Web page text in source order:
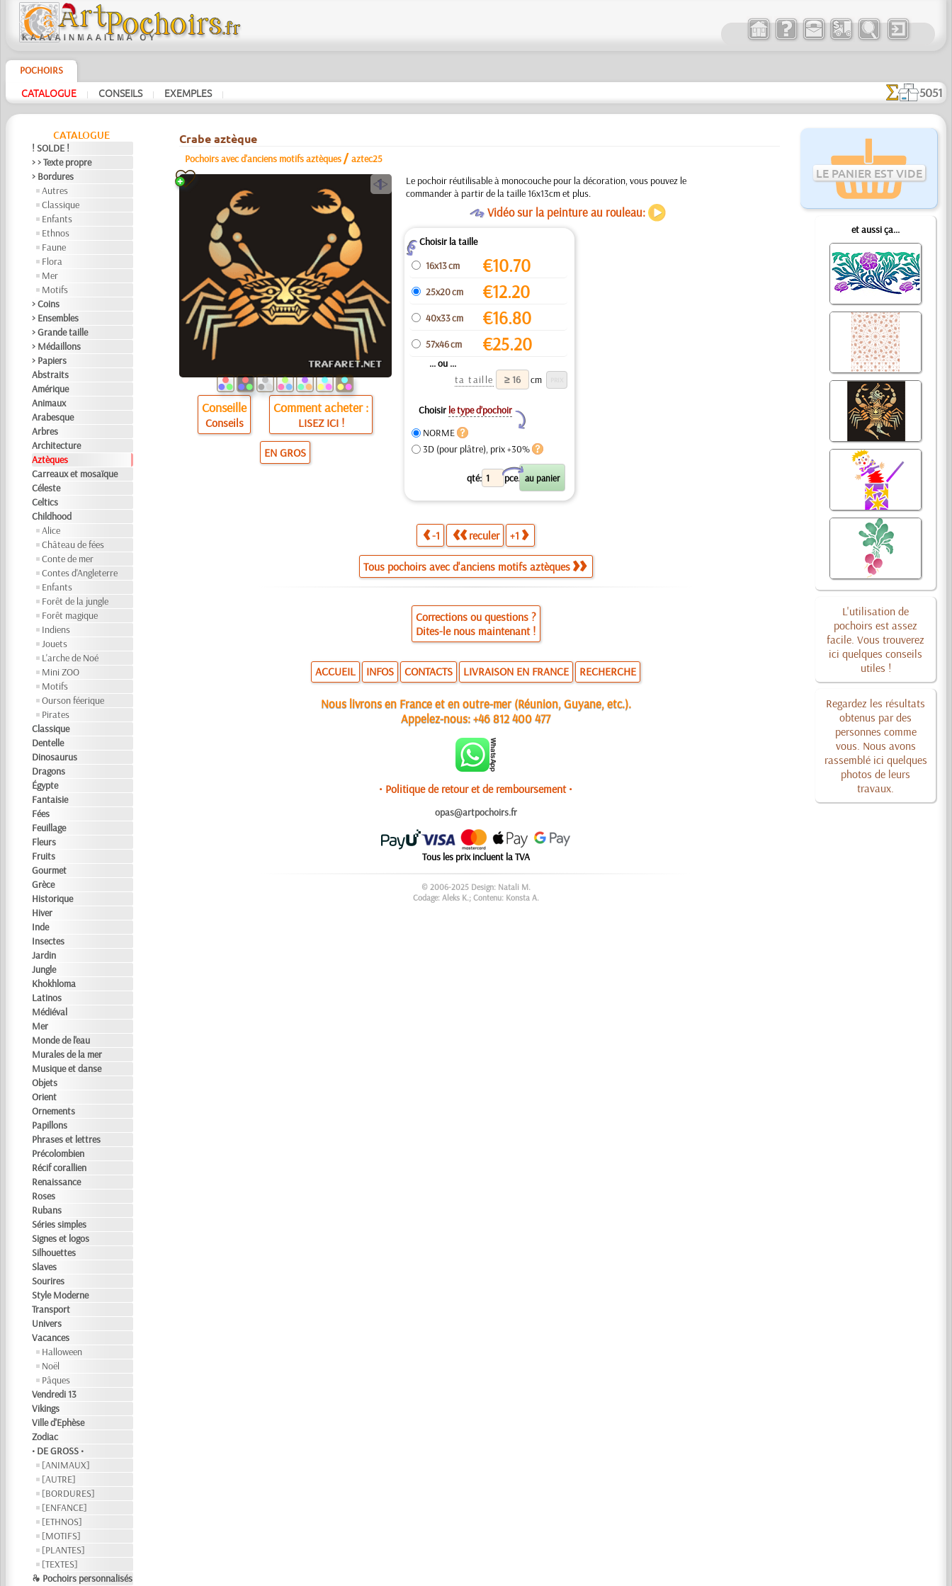
POCHOIRS
CATALOGUE | CONSEILS | EXEMPLES | 5051
CATALOGUE
! SOLDE !
> > Texte propre
> Bordures
Autres
Classique
Enfants
Ethnos
Faune
Flora
Mer
Motifs
> Coins
> Ensembles
> Grande taille
> Médaillons
> Papiers
Abstraits
Amérique
Animaux
Arabesque
Arbres
Architecture
Aztèques
Carreaux et mosaïque
Céleste
Celtics
Childhood
Alice
Château de fées
Conte de mer
Contes d'Angleterre
Enfants
Forêt de la jungle
Forêt magique
Indiens
Jouets
L'arche de Noé
Mini ZOO
Motifs
Ourson féerique
Pirates
Classique
Dentelle
Dinosaurus
Dragons
Égypte
Fantaisie
Fées
Feuillage
Fleurs
Fruits
Gourmet
Grèce
Historique
Hiver
Inde
Insectes
Jardin
Jungle
Khokhloma
Latinos
Médiéval
Mer
Monde de l'eau
Murales de la mer
Musique et danse
Objets
Orient
Ornements
Papillons
Phrases et lettres
Précolombien
Récif corallien
Renaissance
Roses
Rubans
Séries simples
Signes et logos
Silhouettes
Slaves
Sourires
Style Moderne
Transport
Univers
Vacances
Halloween
Noël
Pâques
Vendredi 13
Vikings
Ville d'Ephèse
Zodiac
• DE GROSS •
[ANIMAUX]
[AUTRE]
[BORDURES]
[ENFANCE]
[ETHNOS]
[MOTIFS]
[PLANTES]
[TEXTES]
❧ Pochoirs personnalisés
LE PANIER EST VIDE
et aussi ça...
L'utilisation de
pochoirs est assez
facile. Vous trouverez
ici quelques conseils
utiles !
Regardez les résultats
obtenus par des
personnes comme
vous. Nous avons
rassemblé ici quelques
photos de leurs
travaux.
Crabe aztèque
Pochoirs avec d'anciens motifs aztèques /aztec25
a
Conseille
Conseils
Comment acheter :
LISEZ ICI !
EN GROS
Le pochoir réutilisable à monocouche pour la décoration, vous pouvez le
commander à partir de la taille 16x13cm et plus.
OVidéo sur la peinture au rouleau:
ZChoisir la taille
16x13 cm
€10.70
25x20 cm €12.20
40x33 cm €16.80
57x46 cm €25.20
... ou ...
ta taille
cm
Choisir le type d’pochoir
Y
NORME
3D (pour plâtre), prix +30%
qté: pce.
X
-1 reculer +1
Tous pochoirs avec d'anciens motifs aztèques
Corrections ou questions ?
Dites-le nous maintenant !
ACCUEIL INFOS CONTACTS LIVRAISON EN FRANCE RECHERCHE
Nous livrons en France et en outre-mer (Réunion, Guyane, etc.).
Appelez-nous:+46 812 400 477
• Politique de retour et de remboursement •
opas@artpochoirs.fr
Tous les prix incluent la TVA
© 2006-2025 Design: Natali M.
Codage: Aleks K.; Contenu: Konsta A.